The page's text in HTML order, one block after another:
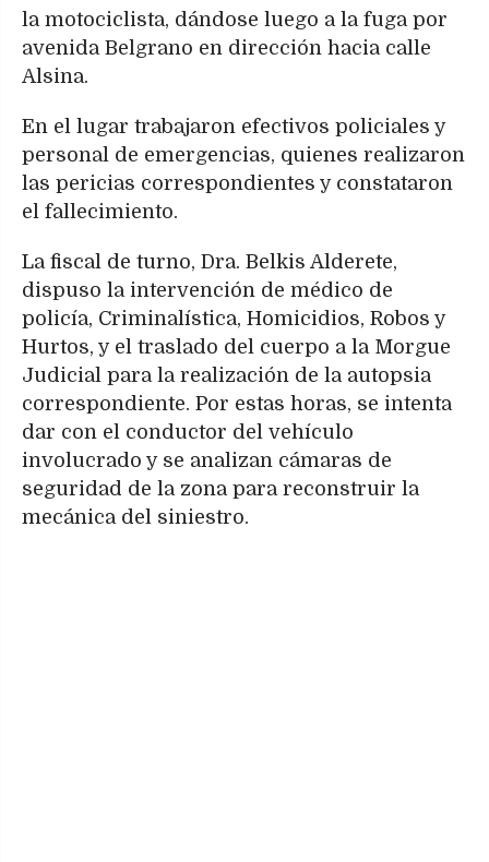
la motociclista, dándose luego a la fuga por
avenida Belgrano en dirección hacia calle
Alsina.
En el lugar trabajaron efectivos policiales y
personal de emergencias, quienes realizaron
las pericias correspondientes y constataron
el fallecimiento.
La fiscal de turno, Dra. Belkis Alderete,
dispuso la intervención de médico de
policía, Criminalística, Homicidios, Robos y
Hurtos, y el traslado del cuerpo a la Morgue
Judicial para la realización de la autopsia
correspondiente. Por estas horas, se intenta
dar con el conductor del vehículo
involucrado y se analizan cámaras de
seguridad de la zona para reconstruir la
mecánica del siniestro.